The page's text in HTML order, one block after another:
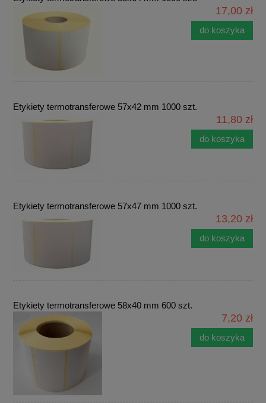
17,00 zł
do koszyka
Etykiety termotransferowe 57x42 mm 1000 szt.
11,80 zł
do koszyka
Etykiety termotransferowe 57x47 mm 1000 szt.
13,20 zł
do koszyka
Etykiety termotransferowe 58x40 mm 600 szt.
7,20 zł
do koszyka